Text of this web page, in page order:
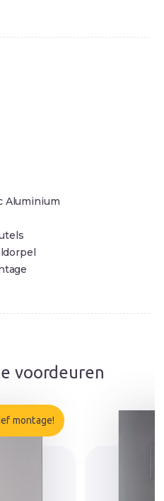
Aluminium
voordeuren
montage!